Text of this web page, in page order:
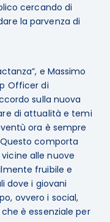
cercando di
la parvenza di
e Massimo
Officer di
sulla nuova
di attualità e temi
ora è sempre
comporta
alle nuove
fruibile e
dove i giovani
ovvero i social,
è essenziale per